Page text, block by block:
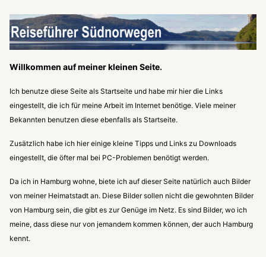
Willkommen auf meiner kleinen Seite.
Ich benutze diese Seite als Startseite und habe mir hier die Links
eingestellt, die ich für meine Arbeit im Internet benötige. Viele meiner
Bekannten benutzen diese ebenfalls als Startseite.
Zusätzlich habe ich hier einige kleine Tipps und Links zu Downloads
eingestellt, die öfter mal bei PC-Problemen benötigt werden.
Da ich in Hamburg wohne, biete ich auf dieser Seite natürlich auch Bilder
von meiner Heimatstadt an. Diese Bilder sollen nicht die gewohnten Bilder
von Hamburg sein, die gibt es zur Genüge im Netz. Es sind Bilder, wo ich
meine, dass diese nur von jemandem kommen können, der auch Hamburg
kennt.